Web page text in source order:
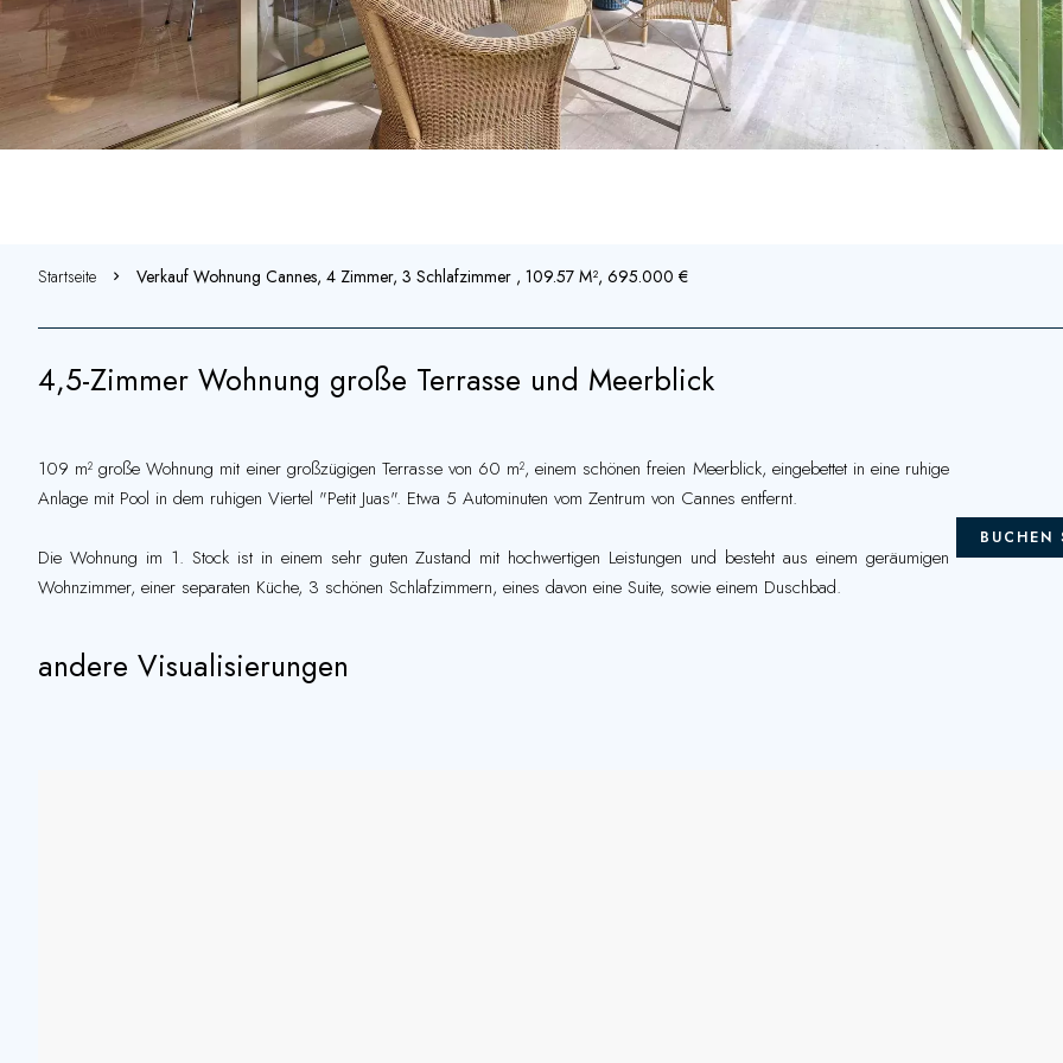
Startseite Verkauf Wohnung Cannes, 4 Zimmer, 3 Schlafzimmer , 109.57 M², 695.000 €
BUCHEN
4,5-Zimmer Wohnung große Terrasse und Meerblick
109 m² große Wohnung mit einer großzügigen Terrasse von 60 m², einem schönen freien Meerblick, eingebettet in eine ruhige
Anlage mit Pool in dem ruhigen Viertel "Petit Juas". Etwa 5 Autominuten vom Zentrum von Cannes entfernt.
Die Wohnung im 1. Stock ist in einem sehr guten Zustand mit hochwertigen Leistungen und besteht aus einem geräumigen
Wohnzimmer, einer separaten Küche, 3 schönen Schlafzimmern, eines davon eine Suite, sowie einem Duschbad.
andere Visualisierungen